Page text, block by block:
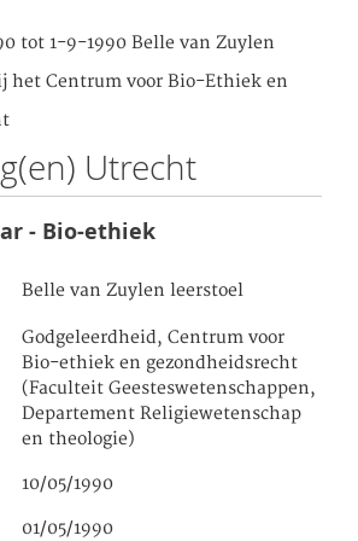
tot 1-9-1990 Belle van Zuylen
het Centrum voor Bio-Ethiek en
Utrecht
- Bio-ethiek
Belle van Zuylen leerstoel
Godgeleerdheid, Centrum voor
Bio-ethiek en gezondheidsrecht
(Faculteit Geesteswetenschappen,
Departement Religiewetenschap
en theologie)
10/05/1990
01/05/1990